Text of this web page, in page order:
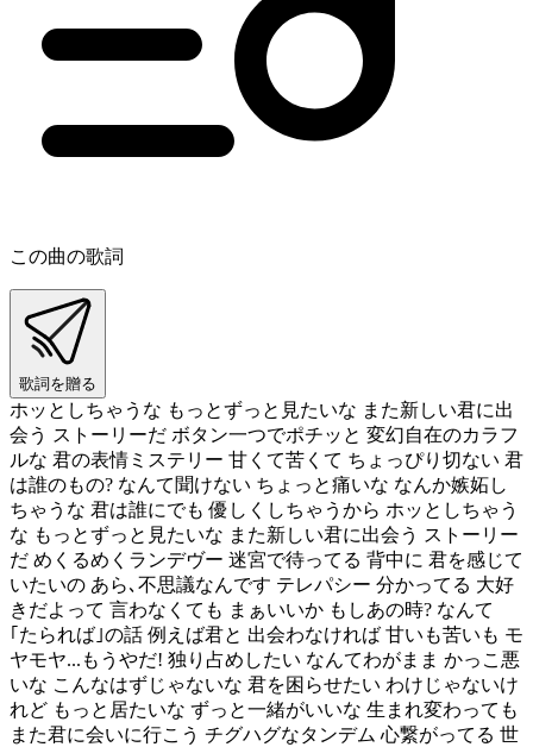
この曲の歌詞
歌詞を贈る
ホッとしちゃうな もっとずっと見たいな また新しい君に出
会う ストーリーだ ボタン一つでポチッと 変幻自在のカラフ
ルな 君の表情ミステリー 甘くて苦くて ちょっぴり切ない 君
は誰のもの? なんて聞けない ちょっと痛いな なんか嫉妬し
ちゃうな 君は誰にでも 優しくしちゃうから ホッとしちゃう
な もっとずっと見たいな また新しい君に出会う ストーリー
だ めくるめくランデヴー 迷宮で待ってる 背中に 君を感じて
いたいの あら､不思議なんです テレパシー 分かってる 大好
きだよって 言わなくても まぁいいか もしあの時? なんて
｢たられば｣の話 例えば君と 出会わなければ 甘いも苦いも モ
ヤモヤ...もうやだ! 独り占めしたい なんてわがまま かっこ悪
いな こんなはずじゃないな 君を困らせたい わけじゃないけ
れど もっと居たいな ずっと一緒がいいな 生まれ変わっても
また君に会いに行こう チグハグなタンデム 心繋がってる 世